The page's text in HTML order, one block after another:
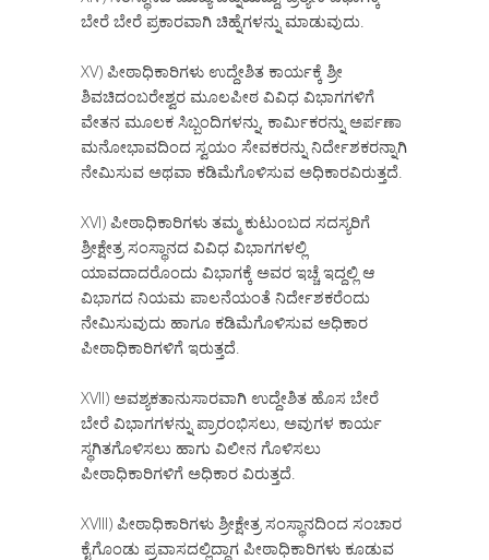
ಬೇರೆ ಬೇರೆ ಪ್ರಕಾರವಾಗಿ ಚಿಹ್ನೆಗಳನ್ನು ಮಾಡುವುದು.
XV) ಪೀಠಾಧಿಕಾರಿಗಳು ಉದ್ದೇಶಿತ ಕಾರ್ಯಕ್ಕೆ ಶ್ರೀ
ಶಿವಚಿದಂಬರೇಶ್ವರ ಮೂಲಪೀಠ ವಿವಿಧ ವಿಭಾಗಗಳಿಗೆ
ವೇತನ ಮೂಲಕ ಸಿಬ್ಬಂದಿಗಳನ್ನು, ಕಾರ್ಮಿಕರನ್ನು ಅರ್ಪಣಾ
ಮನೋಭಾವದಿಂದ ಸ್ವಯಂ ಸೇವಕರನ್ನು ನಿರ್ದೇಶಕರನ್ನಾಗಿ
ನೇಮಿಸುವ ಅಥವಾ ಕಡಿಮೆಗೊಳಿಸುವ ಅಧಿಕಾರವಿರುತ್ತದೆ.
XVI) ಪೀಠಾಧಿಕಾರಿಗಳು ತಮ್ಮ ಕುಟುಂಬದ ಸದಸ್ಯರಿಗೆ
ಶ್ರೀಕ್ಷೇತ್ರ ಸಂಸ್ಥಾನದ ವಿವಿಧ ವಿಭಾಗಗಳಲ್ಲಿ
ಯಾವದಾದರೊಂದು ವಿಭಾಗಕ್ಕೆ ಅವರ ಇಚ್ಚೆ ಇದ್ದಲ್ಲಿ ಆ
ವಿಭಾಗದ ನಿಯಮ ಪಾಲನೆಯಂತೆ ನಿರ್ದೇಶಕರೆಂದು
ನೇಮಿಸುವುದು ಹಾಗೂ ಕಡಿಮೆಗೊಳಿಸುವ ಅಧಿಕಾರ
ಪೀಠಾಧಿಕಾರಿಗಳಿಗೆ ಇರುತ್ತದೆ.
XVII) ಅವಶ್ಯಕತಾನುಸಾರವಾಗಿ ಉದ್ದೇಶಿತ ಹೊಸ ಬೇರೆ
ಬೇರೆ ವಿಭಾಗಗಳನ್ನು ಪ್ರಾರಂಭಿಸಲು, ಅವುಗಳ ಕಾರ್ಯ
ಸ್ಥಗಿತಗೊಳಿಸಲು ಹಾಗು ವಿಲೀನ ಗೊಳಿಸಲು
ಪೀಠಾಧಿಕಾರಿಗಳಿಗೆ ಅಧಿಕಾರ ವಿರುತ್ತದೆ.
XVIII) ಪೀಠಾಧಿಕಾರಿಗಳು ಶ್ರೀಕ್ಷೇತ್ರ ಸಂಸ್ಥಾನದಿಂದ ಸಂಚಾರ
ಕೈಗೊಂಡು ಪ್ರವಾಸದಲ್ಲಿದ್ದಾಗ ಪೀಠಾಧಿಕಾರಿಗಳು ಕೂಡುವ